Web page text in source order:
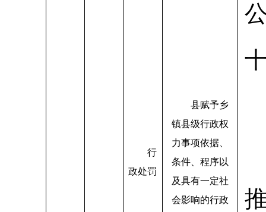
行
政处罚
县赋予乡
镇县级行政权
力事项依据、
条件、程序以
及具有一定社
会影响的行政